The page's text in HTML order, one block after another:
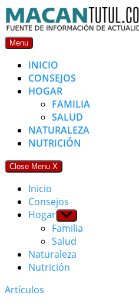
Skip
to
content
Menu
INICIO
CONSEJOS
HOGAR
FAMILIA
SALUD
NATURALEZA
NUTRICIÓN
Close Menu X
Inicio
Consejos
Hogar Show
sub
menu
Familia
Salud
Naturaleza
Nutrición
Artículos